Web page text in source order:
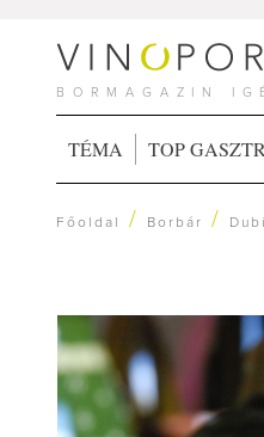
BORMAGAZIN
TÉMA TOP
Főoldal / Borbár /